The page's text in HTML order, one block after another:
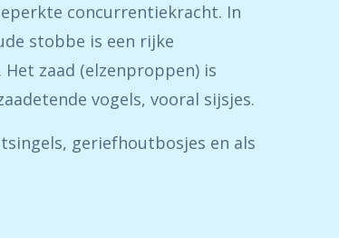
concurrentiekracht. In
stobbe is een rijke
zaad (elzenproppen) is
vogels, vooral sijsjes.
geriefhoutbosjes en als